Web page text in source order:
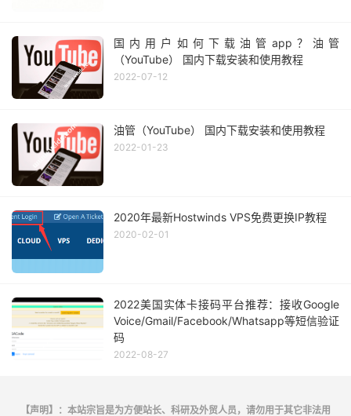
国内用户如何下载油管app？油管
（YouTube） 国内下载安装和使用教程
2022-07-12
油管（YouTube） 国内下载安装和使用教程
2022-01-23
2020年最新Hostwinds VPS免费更换IP教程
2020-02-01
2022美国实体卡接码平台推荐：接收Google
Voice/Gmail/Facebook/Whatsapp等短信验证
码
2022-08-27
【声明】：本站宗旨是为方便站长、科研及外贸人员，请勿用于其它非法用